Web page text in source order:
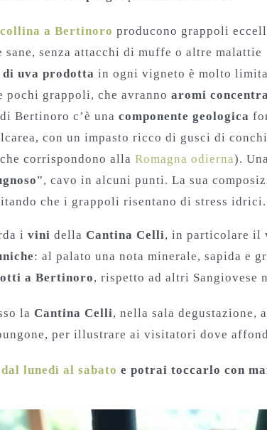
a Bertinoro producono grappoli
sane, senza attacchi di muffe o altre malattie
uva prodotta in ogni vigneto è molto
pochi grappoli, che avranno aromi
Bertinoro c’è una componente geologica
con un impasto ricco di gusci di
corrispondono alla Romagna odierna).
”, cavo in alcuni punti. La sua
che i grappoli risentano di stress idrici.
i vini della Cantina Celli, in particolare il
: al palato una nota minerale, sapida e
a Bertinoro, rispetto ad altri
la Cantina Celli, nella sala degustazione,
per illustrare ai visitatori dove
dal lunedì al sabato e potrai toccarlo con